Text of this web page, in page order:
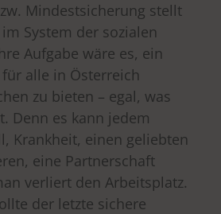
Mindestsicherung stellt
System der sozialen
Aufgabe wäre es, ein
alle in Österreich
zu bieten – egal, was
Denn es kann jedem
Krankheit, einen geliebten
eine Partnerschaft
verliert den Arbeitsplatz.
der letzte sichere